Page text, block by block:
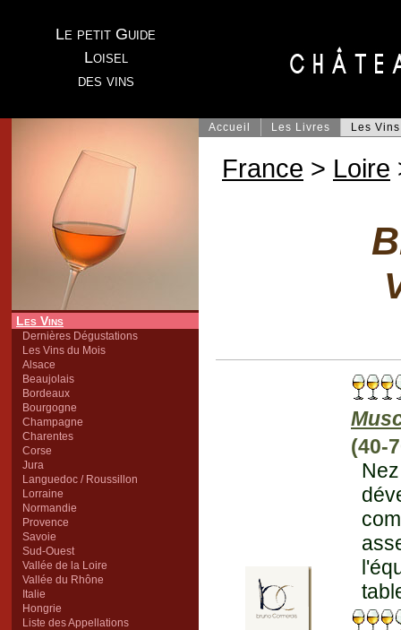
Le petit Guide
Loisel
des vins
Les Vins
Dernières Dégustations
Les Vins du Mois
Alsace
Beaujolais
Bordeaux
Bourgogne
Champagne
Charentes
Corse
Jura
Languedoc / Roussillon
Lorraine
Normandie
Provence
Savoie
Sud-Ouest
Vallée de la Loire
Vallée du Rhône
Italie
Hongrie
Liste des Appellations
Accueil Les Livres Les Vins
France > Loire
(40-